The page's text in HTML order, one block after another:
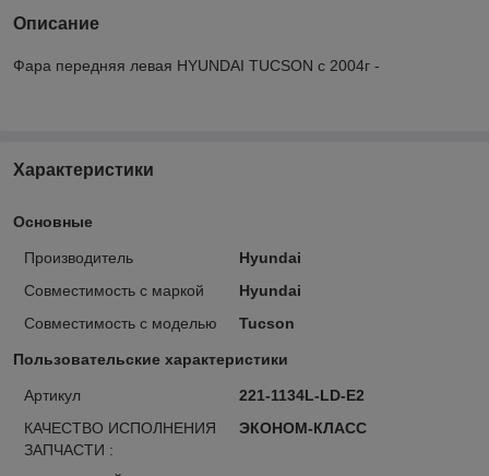
Описание
Фара передняя левая HYUNDAI TUCSON с 2004г -
Характеристики
Основные
Производитель
Hyundai
Совместимость с маркой
Hyundai
Совместимость с моделью
Tucson
Пользовательские характеристики
Артикул
221-1134L-LD-E2
КАЧЕСТВО ИСПОЛНЕНИЯ
ЗАПЧАСТИ :
ЭКОНОМ-КЛАСС